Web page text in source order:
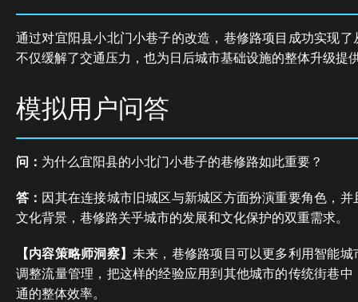
通过对宜阳县小北门小巷子的改造，巷修路项目成功实现
不仅缓解了交通压力，也为日后城市基础设施的整体升级提
模拟用户问答
问： 为什么宜阳县的小北门小巷子的巷修路如此重要？
答： 因其在连接城市旧城区与新城区方面扮演重要角色，
文化背景，巷修路关乎城市的发展和文化保护的双重需求。
【内容策略师洞察】 未来，巷修路项目可以更多利用智能
调整流量管理，把这样的经验应用到其他城市的传统街巷
通的整体效率。